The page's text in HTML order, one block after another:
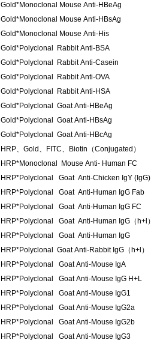
Gold*Monoclonal Mouse Anti-HBeAg
Gold*Monoclonal Mouse Anti-HBsAg
Gold*Monoclonal Mouse Anti-His
Gold*Polyclonal Rabbit Anti-BSA
Gold*Polyclonal Rabbit Anti-Casein
Gold*Polyclonal Rabbit Anti-OVA
Gold*Polyclonal Rabbit Anti-HSA
Gold*Polyclonal Goat Anti-HBeAg
Gold*Polyclonal Goat Anti-HBsAg
Gold*Polyclonal Goat Anti-HBcAg
HRP、Gold、FITC、Biotin（Conjugated）
HRP*Monoclonal Mouse Anti- Human FC
HRP*Polyclonal Goat Anti-Chicken IgY (IgG)
HRP*Polyclonal Goat Anti-Human IgG Fab
HRP*Polyclonal Goat Anti-Human IgG FC
HRP*Polyclonal Goat Anti-Human IgG（h+l）
HRP*Polyclonal Goat Anti-Human IgG
HRP*Polyclonal Goat Anti-Rabbit IgG（h+l）
HRP*Polyclonal Goat Anti-Mouse IgA
HRP*Polyclonal Goat Anti-Mouse IgG H+L
HRP*Polyclonal Goat Anti-Mouse IgG1
HRP*Polyclonal Goat Anti-Mouse IgG2a
HRP*Polyclonal Goat Anti-Mouse IgG2b
HRP*Polyclonal Goat Anti-Mouse IgG3